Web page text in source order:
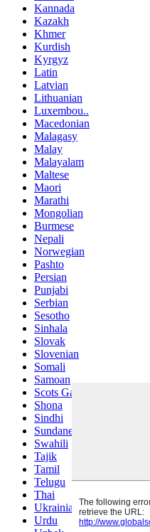
Kannada
Kazakh
Khmer
Kurdish
Kyrgyz
Latin
Latvian
Lithuanian
Luxembou..
Macedonian
Malagasy
Malay
Malayalam
Maltese
Maori
Marathi
Mongolian
Burmese
Nepali
Norwegian
Pashto
Persian
Punjabi
Serbian
Sesotho
Sinhala
Slovak
Slovenian
Somali
Samoan
Scots Gaelic
Shona
Sindhi
Sundanese
Swahili
Tajik
Tamil
Telugu
Thai
Ukrainian
Urdu